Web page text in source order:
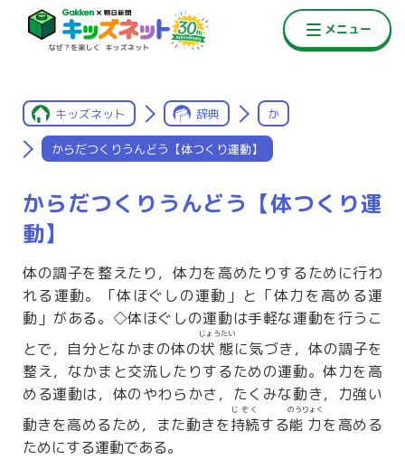
キッズネット 辞典 か
からだつくりうんどう【体つくり運動】
からだつくりうんどう【体つくり運
動】
体の調子を整えたり，体力を高めたりするために行わ
れる運動。「体ほぐしの運動」と「体力を高める運
動」がある。◇体ほぐしの運動は手軽な運動を行うこ
とで，自分となかまの体の状態
じょうたい
に気づき，体の調子を
整え，なかまと交流したりするための運動。体力を高
める運動は，体のやわらかさ，たくみな動き，力強い
動きを高めるため，また動きを持続
じぞく
する能力
のうりょく
を高める
ためにする運動である。